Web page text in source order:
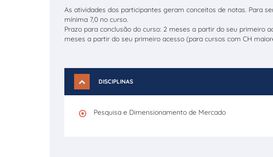
As atividades dos participantes geram conceitos de notas. Para
mínima 7,0 no curso.
Prazo para conclusão do curso: 2 meses a partir do seu primeiro
meses a partir do seu primeiro acesso (para cursos com CH
DISCIPLINAS
Pesquisa e Dimensionamento de Mercado